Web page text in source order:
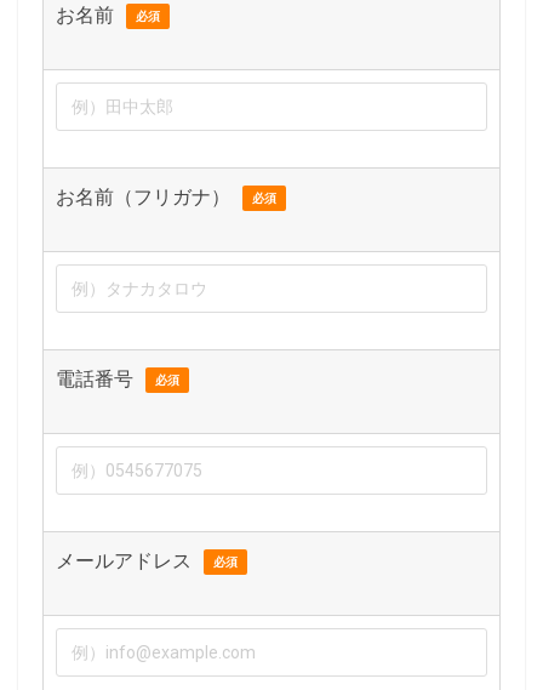
お名前 必須
お名前（フリガナ） 必須
電話番号 必須
メールアドレス 必須